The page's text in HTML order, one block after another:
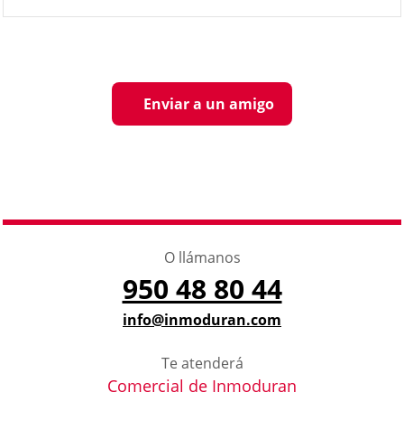
Enviar a un amigo
O llámanos
950 48 80 44
info@inmoduran.com
Te atenderá
Comercial de Inmoduran